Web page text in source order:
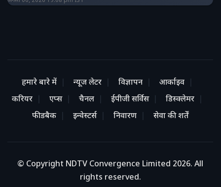
हमारे बारे में न्यूज लेटर विज्ञापन
आर्काइव
करियर
एप्स चैनल ईपीजी सर्विस
डिस्क्लेमर
फीडबैक
इन्वेस्टर्स निवारण सेवा की शर्तें
© Copyright NDTV Convergence Limited 2026. All
rights reserved.